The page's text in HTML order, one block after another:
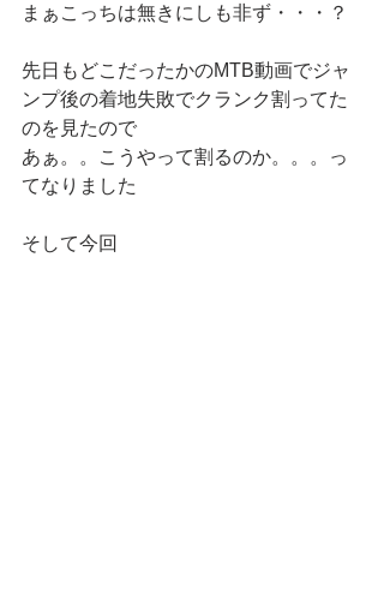
まぁこっちは無きにしも非ず・・・？
先日もどこだったかのMTB動画でジャ
ンプ後の着地失敗でクランク割ってた
のを見たので
あぁ。。こうやって割るのか。。。っ
てなりました
そして今回